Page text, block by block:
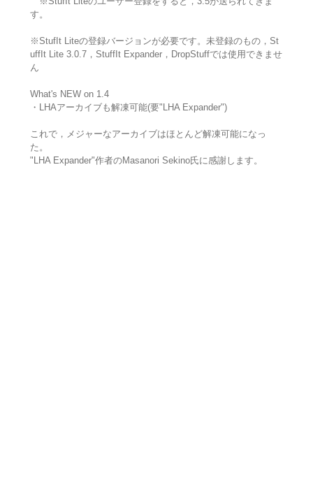
す。
※StufIt Liteの登録バージョンが必要です。未登録のもの，St
uffIt Lite 3.0.7，StuffIt Expander，DropStuffでは使用できませ
ん
What's NEW on 1.4
・LHAアーカイブも解凍可能(要"LHA Expander")
これで，メジャーなアーカイブはほとんど解凍可能になっ
た。
"LHA Expander"作者のMasanori Sekino氏に感謝します。